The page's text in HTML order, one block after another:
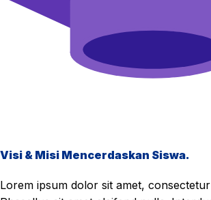
Visi & Misi Mencerdaskan Siswa.
Lorem ipsum dolor sit amet,